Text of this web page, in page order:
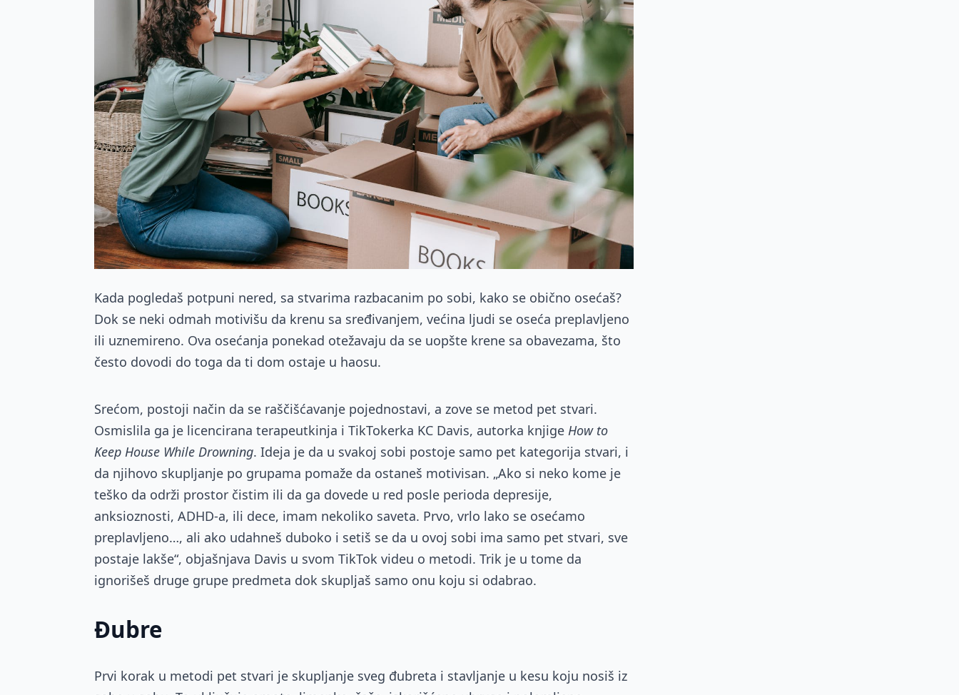
Kada pogledaš potpuni nered, sa stvarima razbacanim po sobi, kako se obično osećaš?
Dok se neki odmah motivišu da krenu sa sređivanjem, većina ljudi se oseća preplavljeno
ili uznemireno. Ova osećanja ponekad otežavaju da se uopšte krene sa obavezama, što
često dovodi do toga da ti dom ostaje u haosu.
Srećom, postoji način da se raščišćavanje pojednostavi, a zove se metod pet stvari.
Osmislila ga je licencirana terapeutkinja i TikTokerka KC Davis, autorka knjige How to
Keep House While Drowning. Ideja je da u svakoj sobi postoje samo pet kategorija stvari, i
da njihovo skupljanje po grupama pomaže da ostaneš motivisan. „Ako si neko kome je
teško da održi prostor čistim ili da ga dovede u red posle perioda depresije,
anksioznosti, ADHD-a, ili dece, imam nekoliko saveta. Prvo, vrlo lako se osećamo
preplavljeno…, ali ako udahneš duboko i setiš se da u ovoj sobi ima samo pet stvari, sve
postaje lakše“, objašnjava Davis u svom TikTok videu o metodi. Trik je u tome da
ignorišeš druge grupe predmeta dok skupljaš samo onu koju si odabrao.
Đubre
Prvi korak u metodi pet stvari je skupljanje sveg đubreta i stavljanje u kesu koju nosiš iz